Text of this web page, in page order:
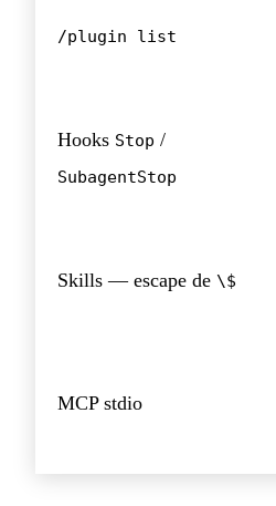
/plugin list
Hooks Stop /
SubagentStop
Skills — escape de \$
MCP stdio